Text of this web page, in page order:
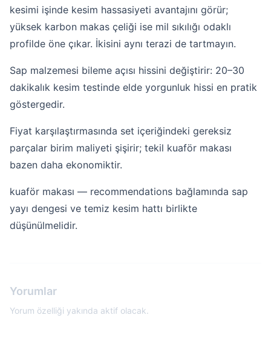
kesimi işinde kesim hassasiyeti avantajını görür;
yüksek karbon makas çeliği ise mil sıkılığı odaklı
profilde öne çıkar. İkisini aynı terazi de tartmayın.
Sap malzemesi bileme açısı hissini değiştirir: 20–30
dakikalık kesim testinde elde yorgunluk hissi en pratik
göstergedir.
Fiyat karşılaştırmasında set içeriğindeki gereksiz
parçalar birim maliyeti şişirir; tekil kuaför makası
bazen daha ekonomiktir.
kuaför makası — recommendations bağlamında sap
yayı dengesi ve temiz kesim hattı birlikte
düşünülmelidir.
Yorumlar
Yorum özelliği yakında aktif olacak.